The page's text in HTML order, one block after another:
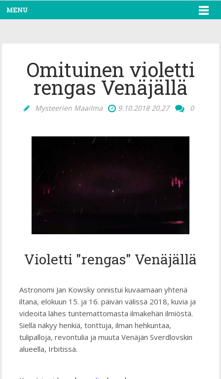
MENU
Omituinen violetti
rengas Venäjällä
Mysteerien Maailma 9.10.2018 20.27 0
Violetti "rengas" Venäjällä
Astronomi Jan Kowsky onnistui kuvaamaan yhtenä
iltana, elokuun 15. ja 16. päivän välissä 2018, kuvia ja
videoita lähes tuntemattomasta ilmakehän ilmiöstä.
Siellä näkyy henkiä, tonttuja, ilman hehkuntaa,
tulipalloja, revontulia ja muuta Venäjän Sverdlovskin
alueella, Irbitissä.